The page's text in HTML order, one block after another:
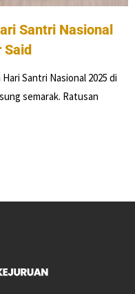
Santri Nasional
Said
Santri Nasional 2025 di
semarak. Ratusan